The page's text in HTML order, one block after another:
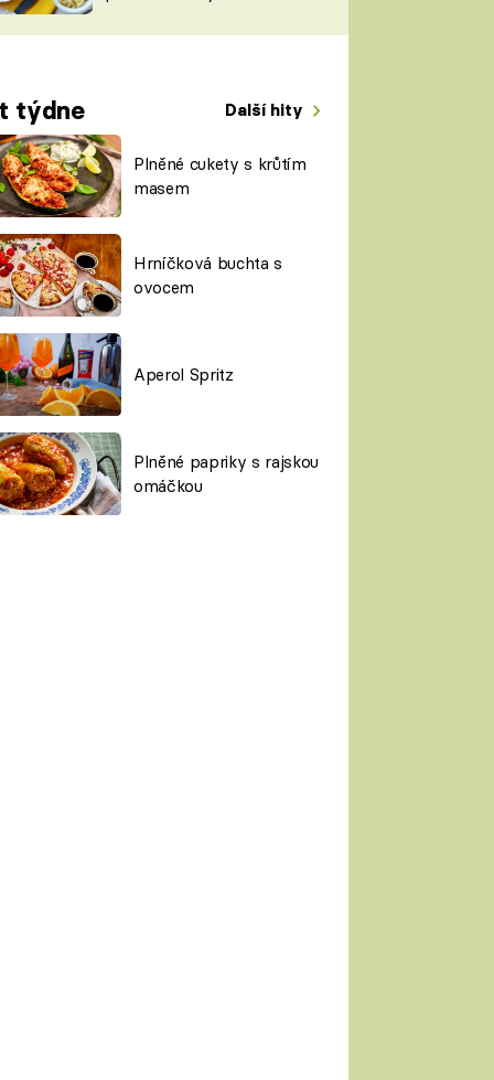
týdne Další hity
Plněné cukety s krůtím
masem
Hrníčková buchta s
ovocem
Aperol Spritz
Plněné papriky s rajskou
omáčkou